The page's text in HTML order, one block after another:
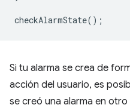
checkAlarmState();
Si tu alarma se crea de
acción del usuario, es
se creó una alarma en